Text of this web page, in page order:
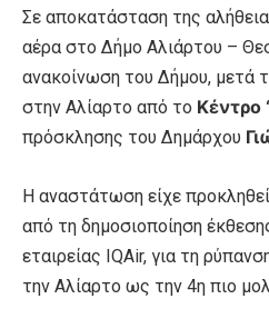
Σε αποκατάσταση της
αέρα στο Δήμο Αλιάρτου –
ανακοίνωση του Δήμου, μετά
στην Αλίαρτο από το Κέντρο
πρόσκλησης του Δημάρχου
Η αναστάτωση είχε
από τη δημοσιοποίηση
εταιρείας IQAir, για τη
την Αλίαρτο ως την 4η πιο